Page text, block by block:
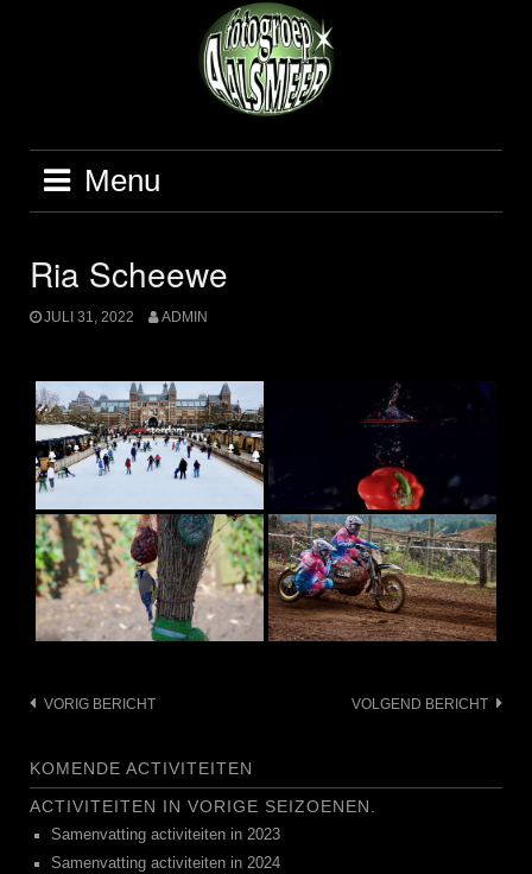
Menu
Ria Scheewe
JULI 31, 2022 ADMIN
Bericht
VORIG BERICHT VOLGEND BERICHT
KOMENDE ACTIVITEITEN
ACTIVITEITEN IN VORIGE SEIZOENEN.
Samenvatting activiteiten in 2023
Samenvatting activiteiten in 2024